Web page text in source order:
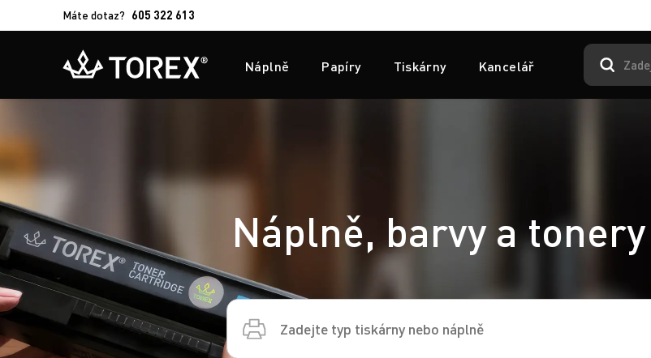
Máte dotaz? 605 322 613
Náplně Papíry Tiskárny Kancelář
Náplně, barvy a
Vyhledávání